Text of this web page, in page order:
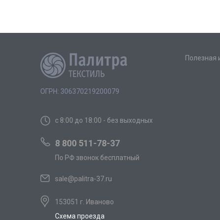
ОГРН: 306370219200079
с 8:00 до 18:00 - без выходных
8 800 511-78-37
По РФ звонок бесплатный
sale@palitra-37.ru
153051 г. Иваново
Схема проезда
Полезная